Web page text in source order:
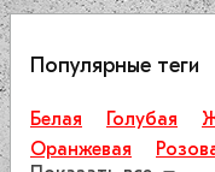
Популярные теги
Белая Голубая
Оранжевая